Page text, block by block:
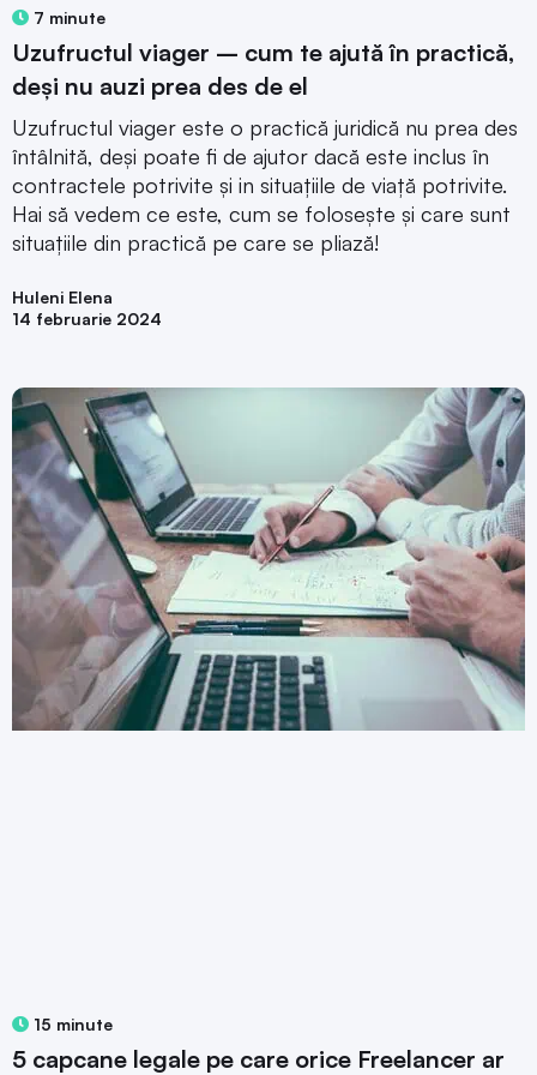
7 minute
Uzufructul viager – cum te ajută în practică,
deși nu auzi prea des de el
Uzufructul viager este o practică juridică nu prea des
întâlnită, deși poate fi de ajutor dacă este inclus în
contractele potrivite și in situațiile de viață potrivite.
Hai să vedem ce este, cum se folosește și care sunt
situațiile din practică pe care se pliază!
Huleni Elena
14 februarie 2024
15 minute
5 capcane legale pe care orice Freelancer ar